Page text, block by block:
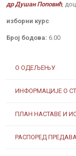
О ОДЕЉЕЊУ
ИНФОРМАЦИЈЕ О
ПЛАН НАСТАВЕ И
РАСПОРЕД
др Душан Поповић,
изборни курс
Број бодова: 6.00